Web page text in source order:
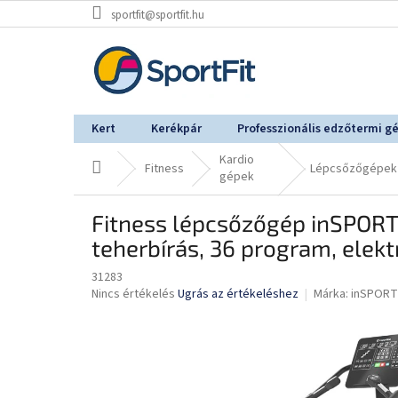
a
sportfit@sportfit.hu
Kert Kerékpár Professzionális edzőtermi
KezdőlapFitness
Kardio
gépek
Lépcsőzőgépek
Fitness lépcsőzőgép
teherbírás, 36 program,
31283
A
Nincs értékelés Ugrás az értékeléshez Márka: